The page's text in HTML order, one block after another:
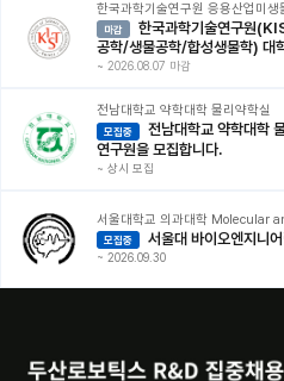
한국과학기술연구원 응용산업미생
마감
공학/생물공학/합성생물학) 대
~ 2026.08.07 마감
전남대학교 약학대학 물리약학실
모집중
연구원을 모집합니다.
~ 상시 모집
서울대학교 의과대학 Molecular
모집중 서울대 바이오엔지니
~ 2026.09.30